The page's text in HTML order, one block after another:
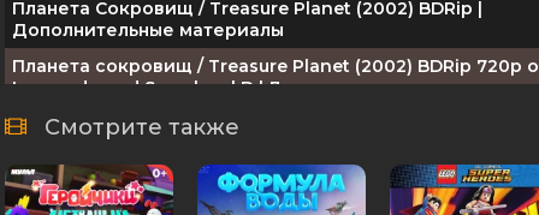
Планета Сокровищ / Treasure Planet (2002) BDRip |
Дополнительные материалы
Планета сокровищ / Treasure Planet (2002) BDRip 720p
Leonardo and Scarabey | D | Лицензия
Планета сокровищ / Treasure Planet (2002) HDRip-AVC от
New-Team
Планета сокровищ / Treasure Planet (2002) HDRip от
Team
Смотрите также